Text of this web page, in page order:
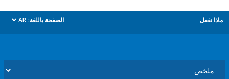
الصفحة باللغة: AR
dropdown